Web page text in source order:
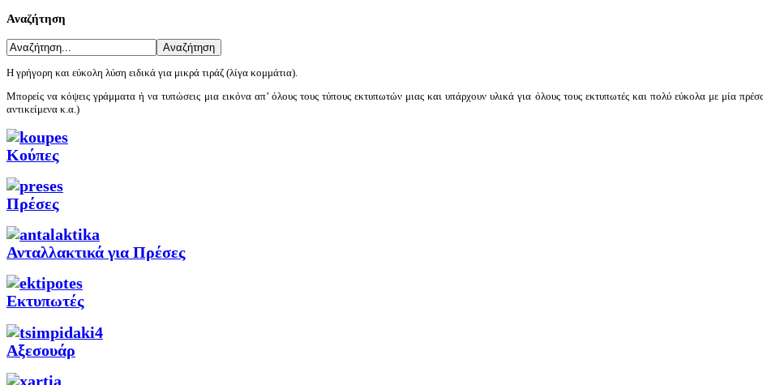
Αναζήτηση
Η γρήγορη και εύκολη λύση ειδικά για μικρά τιράζ (λίγα κομμάτια).
Μπορείς να κόψεις γράμματα ή να τυπώσεις μια εικόνα απ’ όλους τους τύπους εκτυπωτών μιας και υπάρχουν υλικά για όλους τους εκτυπωτές και πολύ εύκολα με μία
αντικείμενα κ.α.)
Κούπες
Πρέσες
Ανταλλακτικά για Πρέσες
Εκτυπωτές
Αξεσουάρ